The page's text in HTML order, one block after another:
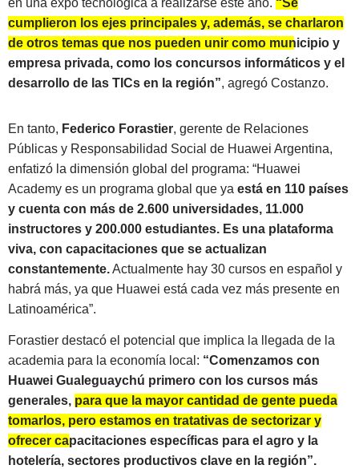
cumplieron los ejes principales y, además, se charlaron
de otros temas que nos pueden unir como municipio y
empresa privada, como los concursos informáticos y el
desarrollo de las TICs en la región”, agregó Costanzo.
En tanto, Federico Forastier, gerente de Relaciones
Públicas y Responsabilidad Social de Huawei Argentina,
enfatizó la dimensión global del programa: “Huawei
Academy es un programa global que ya está en 110 países
y cuenta con más de 2.600 universidades, 11.000
instructores y 200.000 estudiantes. Es una plataforma
viva, con capacitaciones que se actualizan
constantemente.Actualmente hay 30 cursos en español y
habrá más, ya que Huawei está cada vez más presente en
Latinoamérica”.
Forastier destacó el potencial que implica la llegada de la
academia para la economía local: “Comenzamos con
Huawei Gualeguaychú primero con los cursos más
generales, para que la mayor cantidad de gente pueda
tomarlos, pero estamos en tratativas de sectorizar y
ofrecer capacitaciones específicas para el agro y la
hotelería, sectores productivos clave en la región”.